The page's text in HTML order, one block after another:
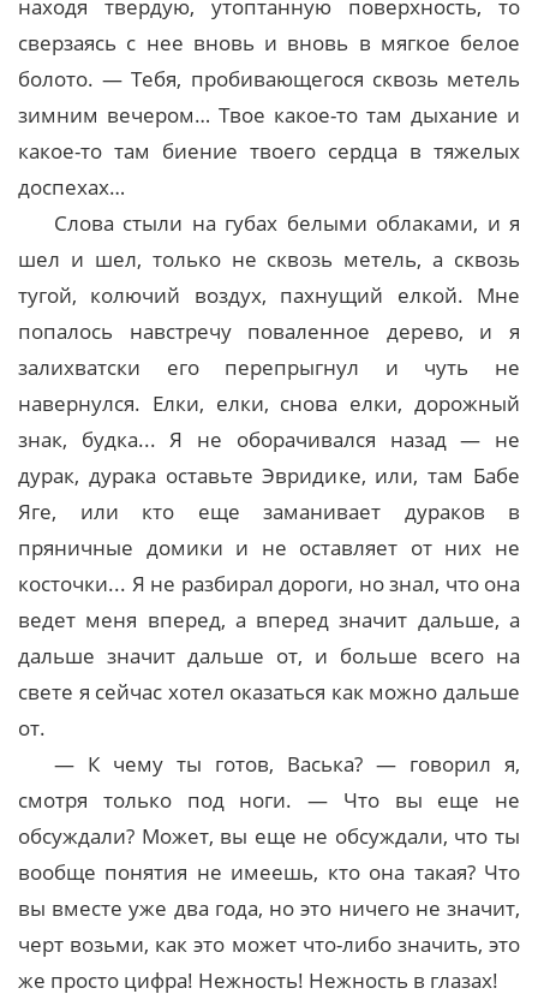
находя твердую, утоптанную поверхность, то
сверзаясь с нее вновь и вновь в мягкое белое
болото. — Тебя, пробивающегося сквозь метель
зимним вечером… Твое какое-то там дыхание и
какое-то там биение твоего сердца в тяжелых
доспехах…
Слова стыли на губах белыми облаками, и я
шел и шел, только не сквозь метель, а сквозь
тугой, колючий воздух, пахнущий елкой. Мне
попалось навстречу поваленное дерево, и я
залихватски его перепрыгнул и чуть не
навернулся. Елки, елки, снова елки, дорожный
знак, будка... Я не оборачивался назад — не
дурак, дурака оставьте Эвридике, или, там Бабе
Яге, или кто еще заманивает дураков в
пряничные домики и не оставляет от них не
косточки... Я не разбирал дороги, но знал, что она
ведет меня вперед, а вперед значит дальше, а
дальше значит дальше от, и больше всего на
свете я сейчас хотел оказаться как можно дальше
от.
— К чему ты готов, Васька? — говорил я,
смотря только под ноги. — Что вы еще не
обсуждали? Может, вы еще не обсуждали, что ты
вообще понятия не имеешь, кто она такая? Что
вы вместе уже два года, но это ничего не значит,
черт возьми, как это может что-либо значить, это
же просто цифра! Нежность! Нежность в глазах!